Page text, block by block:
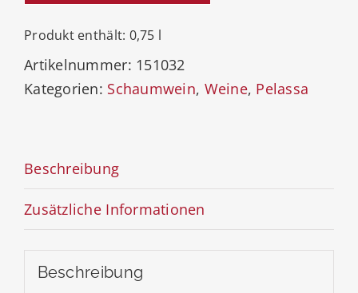
Brut
Menge
Produkt enthält: 0,75 l
Artikelnummer: 151032
Kategorien: Schaumwein, Weine, Pelassa
Beschreibung
Zusätzliche Informationen
Beschreibung